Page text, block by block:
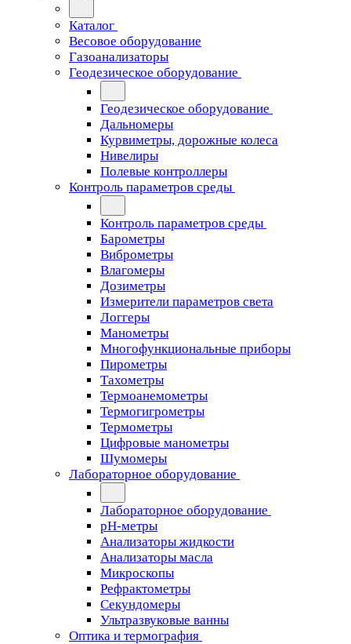
Каталог
Весовое оборудование
Газоанализаторы
Геодезическое оборудование
Геодезическое оборудование
Дальномеры
Курвиметры, дорожные колеса
Нивелиры
Полевые контроллеры
Контроль параметров среды
Контроль параметров среды
Барометры
Виброметры
Влагомеры
Дозиметры
Измерители параметров света
Логгеры
Манометры
Многофункциональные приборы
Пирометры
Тахометры
Термоанемометры
Термогигрометры
Термометры
Цифровые манометры
Шумомеры
Лабораторное оборудование
Лабораторное оборудование
pH-метры
Анализаторы жидкости
Анализаторы масла
Микроскопы
Рефрактометры
Секундомеры
Ультразвуковые ванны
Оптика и термография